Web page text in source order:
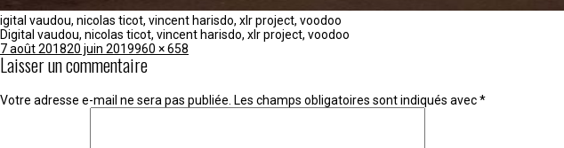
igital vaudou, nicolas ticot, vincent harisdo, xlr project, voodoo
Digital vaudou, nicolas ticot, vincent harisdo, xlr project, voodoo
Publié
le
7 août 201820 juin 2019Taille
réelle
960 × 658
Laisser un commentaire
Votre adresse e-mail ne sera pas publiée. Les champs obligatoires sont indiqués avec*